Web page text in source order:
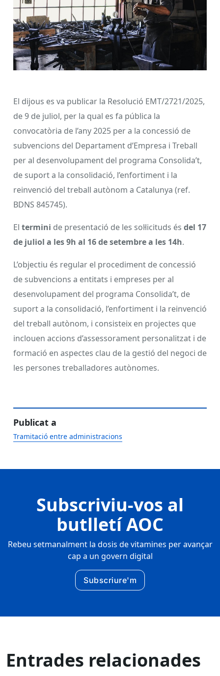
El dijous es va publicar la Resolució EMT/2721/2025,
de 9 de juliol, per la qual es fa pública la
convocatòria de l’any 2025 per a la concessió de
subvencions del Departament d’Empresa i Treball
per al desenvolupament del programa Consolida’t,
de suport a la consolidació, l’enfortiment i la
reinvenció del treball autònom a Catalunya (ref.
BDNS 845745).
El termini de presentació de les sol·licituds és del 17
de juliol a les 9h al 16 de setembre a les 14h.
L’objectiu és regular el procediment de concessió
de subvencions a entitats i empreses per al
desenvolupament del programa Consolida’t, de
suport a la consolidació, l’enfortiment i la reinvenció
del treball autònom, i consisteix en projectes que
inclouen accions d’assessorament personalitzat i de
formació en aspectes clau de la gestió del negoci de
les persones treballadores autònomes.
Publicat a
Tramitació entre administracions
Subscriviu-vos al
butlletí AOC
Rebeu setmanalment la dosis de vitamines per avançar
cap a un govern digital
Subscriure'm
Entrades relacionades